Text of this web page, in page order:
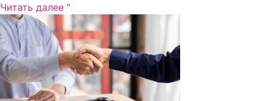
Читать далее "